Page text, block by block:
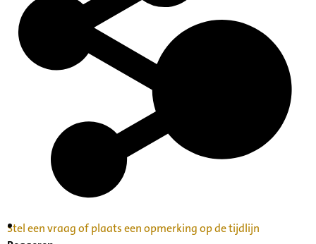
Inventaris Betekende partituren, geordend op
Stel een vraag of plaats een opmerking op de tijdlijn